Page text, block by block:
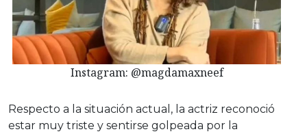
Instagram: @magdamaxneef
Respecto a la situación actual, la actriz reconoció
estar muy triste y sentirse golpeada por la